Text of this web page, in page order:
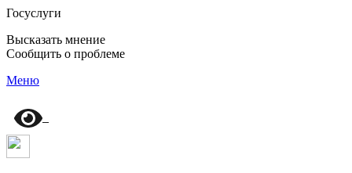
Госуслуги
Высказать мнение
Сообщить о проблеме
Меню